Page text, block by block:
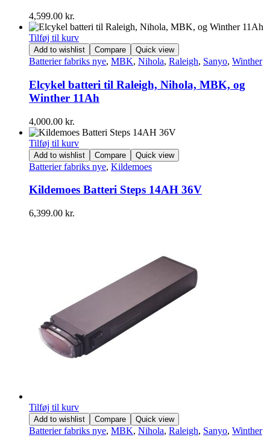
4,599.00 kr.
Tilføj til kurv
Add to wishlist Compare Quick view
Batterier fabriks nye, MBK, Nihola, Raleigh, Sanyo, Winther
Elcykel batteri til Raleigh, Nihola, MBK, og
Winther 11Ah
4,000.00 kr.
Tilføj til kurv
Add to wishlist Compare Quick view
Batterier fabriks nye, Kildemoes
Kildemoes Batteri Steps 14AH 36V
6,399.00 kr.
Tilføj til kurv
Add to wishlist Compare Quick view
Batterier fabriks nye, MBK, Nihola, Raleigh, Sanyo, Winther